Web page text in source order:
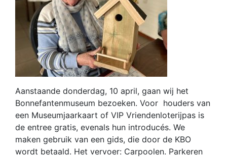
Aanstaande donderdag, 10 april, gaan wij het
Bonnefantenmuseum bezoeken. Voor houders van
een Museumjaarkaart of VIP Vriendenloterijpas is
de entree gratis, evenals hun introducés. We
maken gebruik van een gids, die door de KBO
wordt betaald. Het vervoer: Carpoolen. Parkeren